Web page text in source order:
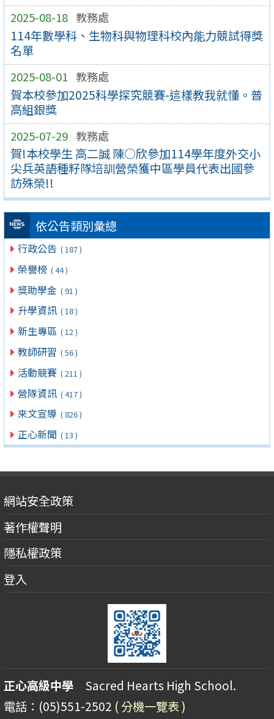
2025-08-18 教務處
114年數學科、生物科與物理科校內能力競試得獎
名單
2025-08-01 教務處
賀本校參加2025科學探究競賽-這樣教我就懂。普
高組銀獎
2025-07-29 教務處
賀!本校學生 高二誠 陳○欣參加114學年度外交小
尖兵英語種籽隊培訓營榮獲中區學員代表出國參
訪殊榮!!
依公告類別彙總
行政公告 ( 187 )
榮譽榜 ( 44 )
獎助學金 ( 91 )
升學資訊 ( 18 )
新生專區 ( 12 )
教師研習 ( 56 )
活動競賽 ( 211 )
營隊資訊 ( 417 )
來文宣導 ( 826 )
正心新聞 ( 13 )
網站安全政策
著作權聲明
隱私權政策
登入
正心高級中學 Sacred Hearts High School.
電話：(05)551-2502 ( 分機一覽表 )